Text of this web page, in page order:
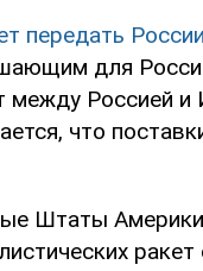
передать
для
между Россией
что
Штаты
ракет